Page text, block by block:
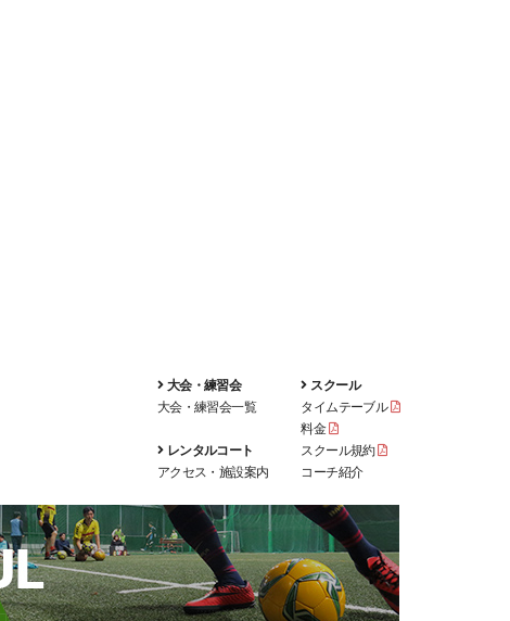
大会・練習会
大会・練習会一覧
レンタルコート
アクセス・施設案内
スクール
タイムテーブル
料金
スクール規約
コーチ紹介